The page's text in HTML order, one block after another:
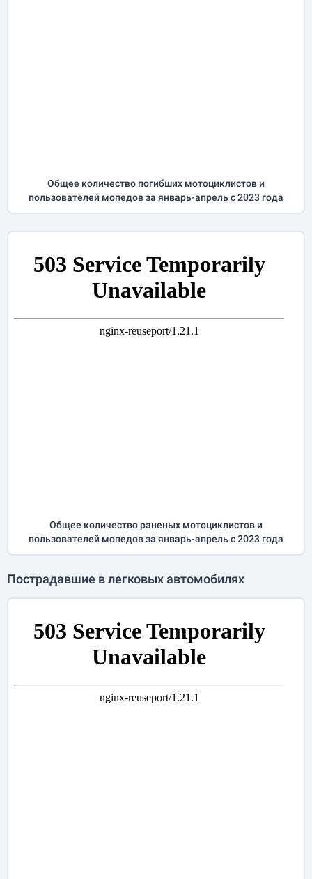
Общее количество погибших мотоциклистов и
пользователей мопедов за январь-апрельс 2023 года
Общее количество раненых мотоциклистов и
пользователей мопедов за январь-апрельс 2023 года
Пострадавшие в легковых автомобилях